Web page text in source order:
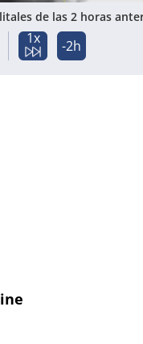
de las 2 horas
1x -2h